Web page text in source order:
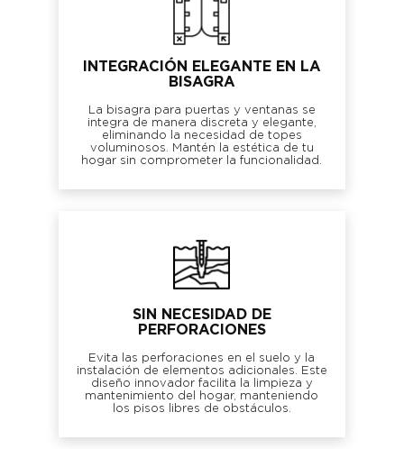
INTEGRACIÓN ELEGANTE EN LA
BISAGRA
La bisagra para puertas y ventanas se
integra de manera discreta y elegante,
eliminando la necesidad de topes
voluminosos. Mantén la estética de tu
hogar sin comprometer la funcionalidad.
SIN NECESIDAD DE
PERFORACIONES
Evita las perforaciones en el suelo y la
instalación de elementos adicionales. Este
diseño innovador facilita la limpieza y
mantenimiento del hogar, manteniendo
los pisos libres de obstáculos.